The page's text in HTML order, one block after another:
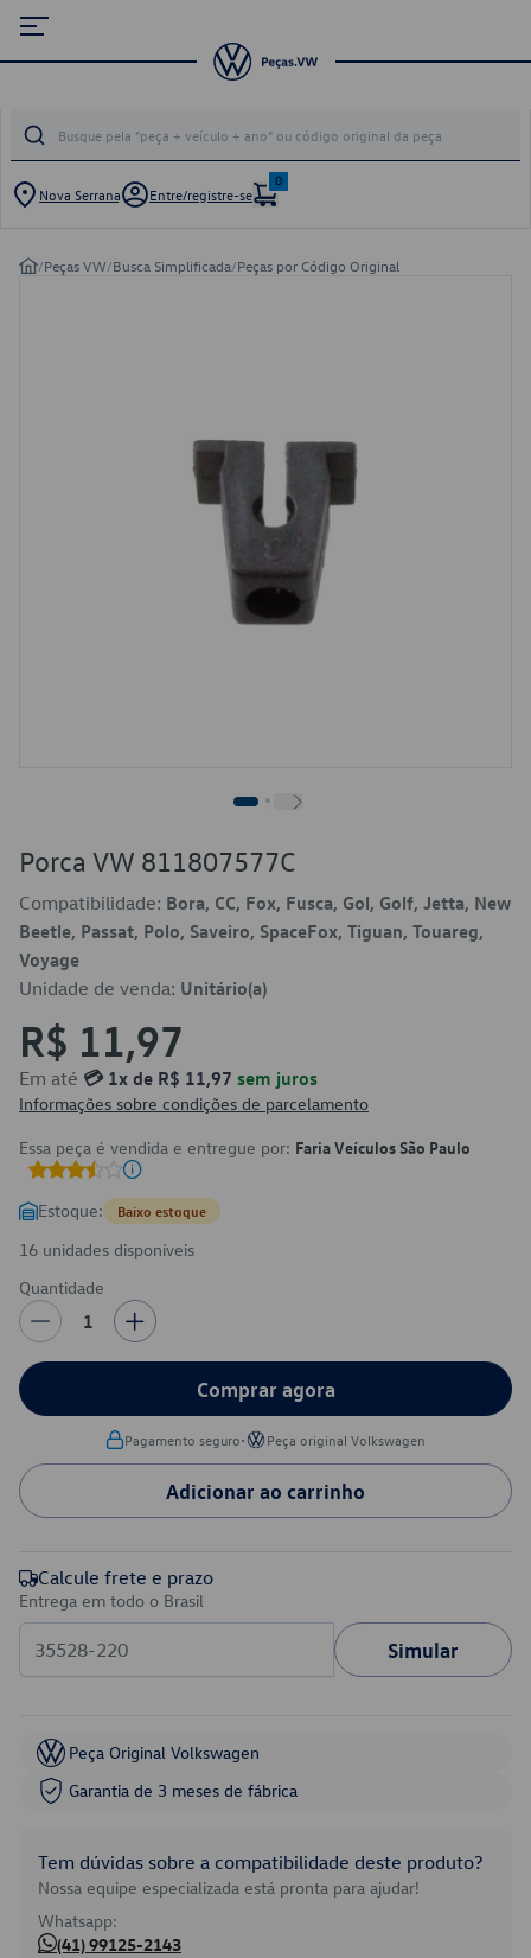
Nova Serrana Entre/registre-se
0
/Peças VW/Busca Simplificada/Peças por Código Original
Porca VW 811807577C
Compatibilidade: Bora, CC, Fox, Fusca, Gol, Golf, Jetta, New
Beetle, Passat, Polo, Saveiro, SpaceFox, Tiguan, Touareg,
Voyage
Unidade de venda: Unitário(a)
R$ 11,97
Em até 💳 1x de R$ 11,97 sem juros
Informações sobre condições de parcelamento
Essa peça é vendida e entregue por: Faria Veículos São Paulo
Estoque: Baixo estoque
16 unidades disponíveis
Quantidade
1
Comprar agora
Pagamento seguro• Peça original Volkswagen
Adicionar ao carrinho
Calcule frete e prazo
Entrega em todo o Brasil
Simular
Peça Original Volkswagen
Garantia de 3 meses de fábrica
Tem dúvidas sobre a compatibilidade deste produto?
Nossa equipe especializada está pronta para ajudar!
Whatsapp:
(41) 99125-2143